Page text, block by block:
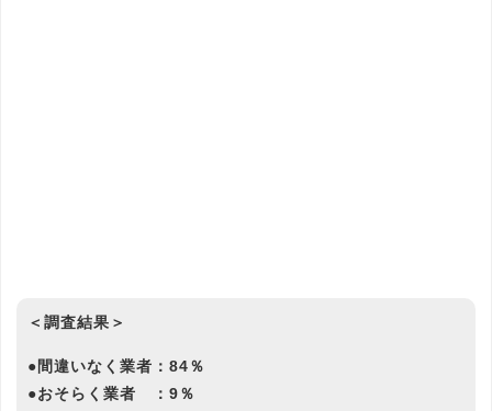
＜調査結果＞
●間違いなく業者：84％
●おそらく業者 ：9％